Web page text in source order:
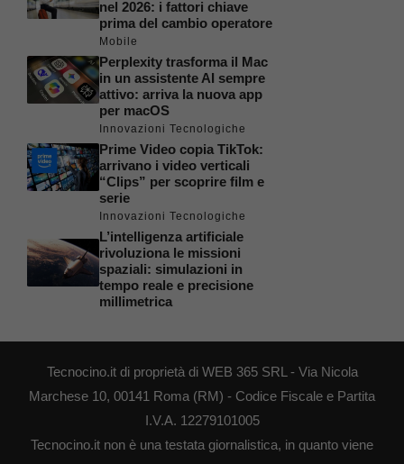
nel 2026: i fattori chiave
prima del cambio operatore
Mobile
Perplexity trasforma il Mac
in un assistente AI sempre
attivo: arriva la nuova app
per macOS
Innovazioni Tecnologiche
Prime Video copia TikTok:
arrivano i video verticali
“Clips” per scoprire film e
serie
Innovazioni Tecnologiche
L’intelligenza artificiale
rivoluziona le missioni
spaziali: simulazioni in
tempo reale e precisione
millimetrica
Tecnocino.it di proprietà di WEB 365 SRL - Via Nicola
Marchese 10, 00141 Roma (RM) - Codice Fiscale e Partita
I.V.A. 12279101005
Tecnocino.it non è una testata giornalistica, in quanto viene